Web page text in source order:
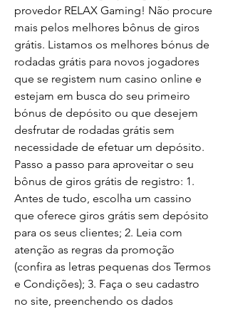
provedor RELAX Gaming! Não procure
mais pelos melhores bônus de giros
grátis. Listamos os melhores bónus de
rodadas grátis para novos jogadores
que se registem num casino online e
estejam em busca do seu primeiro
bónus de depósito ou que desejem
desfrutar de rodadas grátis sem
necessidade de efetuar um depósito.
Passo a passo para aproveitar o seu
bônus de giros grátis de registro: 1.
Antes de tudo, escolha um cassino
que oferece giros grátis sem depósito
para os seus clientes; 2. Leia com
atenção as regras da promoção
(confira as letras pequenas dos Termos
e Condições); 3. Faça o seu cadastro
no site, preenchendo os dados